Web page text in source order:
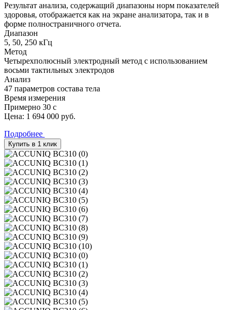
Результат анализа, содержащий диапазоны норм показателей
здоровья, отображается как на экране анализатора, так и в
форме полностраничного отчета.
Диапазон
5, 50, 250 кГц
Метод
Четырехполюсный электродный метод с использованием
восьми тактильных электродов
Анализ
47 параметров состава тела
Время измерения
Примерно 30 с
Цена: 1 694 000 руб.
Подробнее
Купить в 1 клик